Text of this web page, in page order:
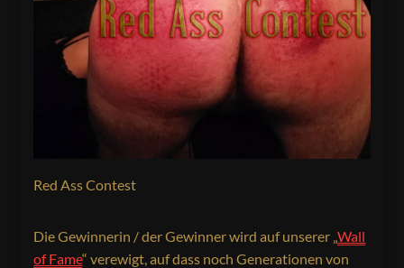
Red Ass Contest
Die Gewinnerin / der Gewinner wird auf unserer „Wall
of Fame“ verewigt, auf dass noch Generationen von